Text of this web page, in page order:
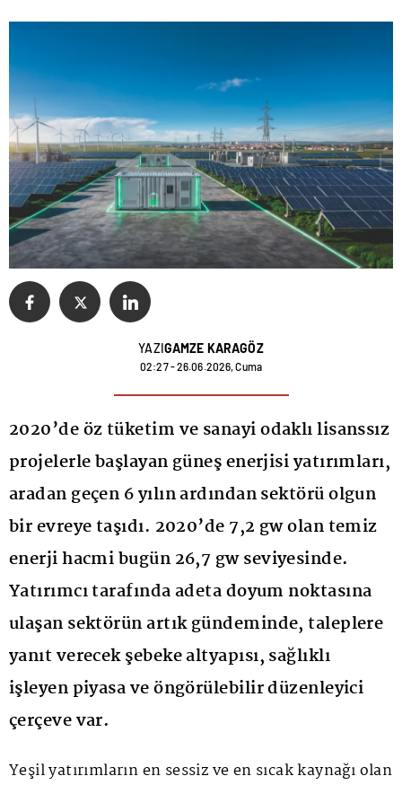
YAZIGAMZE KARAGÖZ
02:27 - 26.06.2026, Cuma
2020’de öz tüketim ve sanayi odaklı lisanssız
projelerle başlayan güneş enerjisi yatırımları,
aradan geçen 6 yılın ardından sektörü olgun
bir evreye taşıdı. 2020’de 7,2 gw olan temiz
enerji hacmi bugün 26,7 gw seviyesinde.
Yatırımcı tarafında adeta doyum noktasına
ulaşan sektörün artık gündeminde, taleplere
yanıt verecek şebeke altyapısı, sağlıklı
işleyen piyasa ve öngörülebilir düzenleyici
çerçeve var.
Yeşil yatırımların en sessiz ve en sıcak kaynağı olan